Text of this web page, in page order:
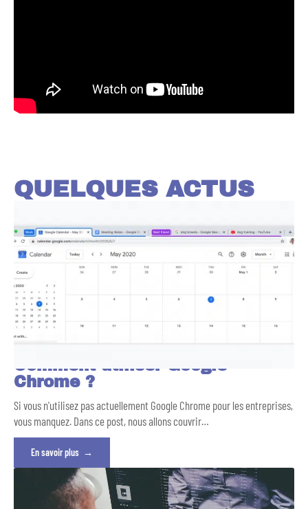
QUELQUES ACTUS
Comment utiliser Google
Chrome ?
Si vous n'utilisez pas actuellement Google Chrome pour les entreprises,
vous manquez. Dans ce post, nous allons couvrir…
En savoir plus